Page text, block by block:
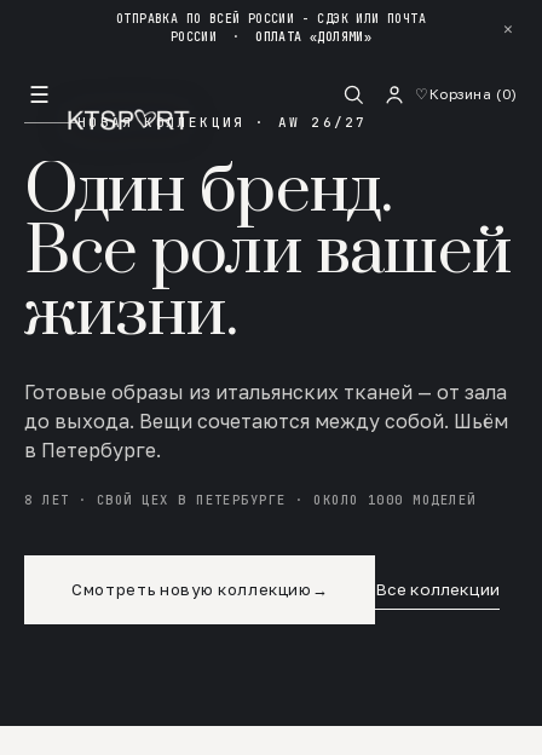
ОТПРАВКА ПО ВСЕЙ РОССИИ - СДЭК ИЛИ ПОЧТА
РОССИИ ·ОПЛАТА «ДОЛЯМИ» ✕
☰ ♡Корзина (0)
НОВАЯ КОЛЛЕКЦИЯ · AW 26/27
Один бренд.
Все роли вашей
жизни.
Готовые образы из итальянских тканей — от зала
до выхода. Вещи сочетаются между собой. Шьём
в Петербурге.
8 ЛЕТ · СВОЙ ЦЕХ В ПЕТЕРБУРГЕ · ОКОЛО 1000 МОДЕЛЕЙ
Смотреть новую коллекцию → Все коллекции